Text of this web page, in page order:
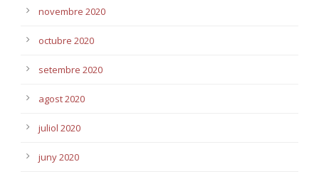
novembre 2020
octubre 2020
setembre 2020
agost 2020
juliol 2020
juny 2020